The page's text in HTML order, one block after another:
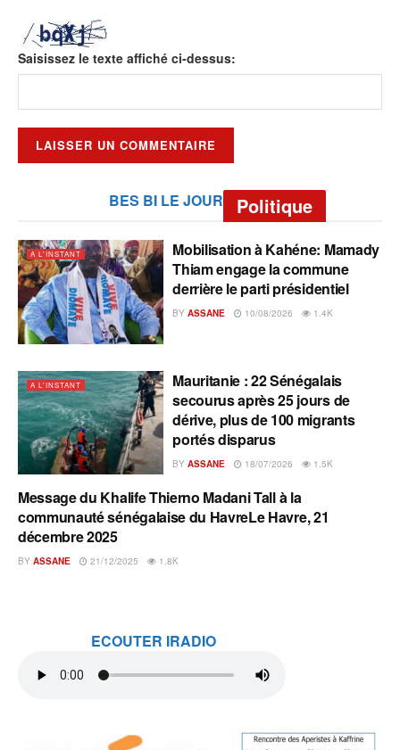
Saisissez le texte affiché ci-dessus:
BES BI LE JOUR Politique
A L'INSTANT
Mobilisation à Kahéne: Mamady
Thiam engage la commune
derrière le parti présidentiel
BY ASSANE 10/08/2026 1.4K
A L'INSTANT
Mauritanie : 22 Sénégalais
secourus après 25 jours de
dérive, plus de 100 migrants
portés disparus
BY ASSANE 18/07/2026 1.5K
A L'INSTANT
Message du Khalife Thierno Madani Tall à la
communauté sénégalaise du HavreLe Havre, 21
décembre 2025
BY ASSANE 21/12/2025 1.8K
ECOUTER IRADIO